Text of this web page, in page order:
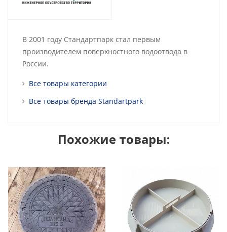
В 2001 году Стандартпарк стал первым
производителем поверхностного водоотвода в
России.
Все товары категории
Все товары бренда Standartpark
Похожие товары: